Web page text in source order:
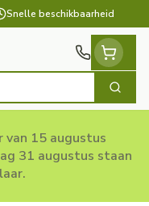
Snelle beschikbaarheid
Zoek
van 15 augustus
31 augustus staan